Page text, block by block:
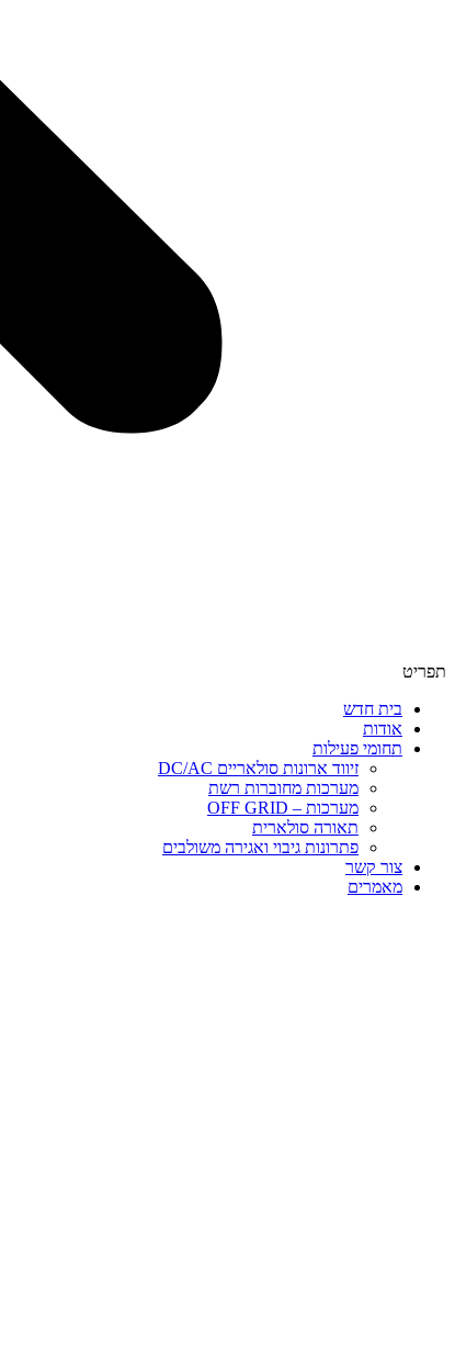
תפריט
בית חדש
אודות
תחומי פעילות
זיווד ארונות סולאריים DC/AC
מערכות מחוברות רשת
מערכות – OFF GRID
תאורה סולארית
פתרונות גיבוי ואגירה משולבים
צור קשר
מאמרים